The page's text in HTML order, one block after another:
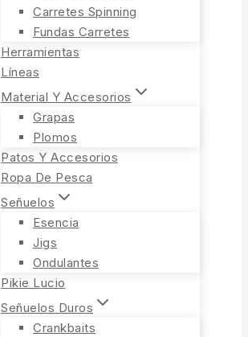
Carretes Spinning
Fundas Carretes
Herramientas
Líneas
Material Y Accesorios
Grapas
Plomos
Patos Y Accesorios
Ropa De Pesca
Señuelos
Esencia
Jigs
Ondulantes
Pikie Lucio
Señuelos Duros
Crankbaits